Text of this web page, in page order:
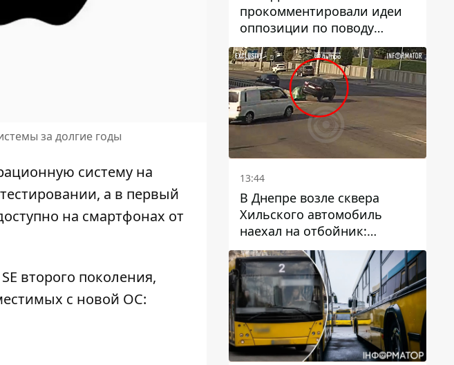
за долгие годы
систему на
а в первый
на смартфонах от
второго поколения,
с новой ОС:
прокомментировали идеи
оппозиции по поводу
депортации украинских
мужчин - абсурд и популизм
13:44
В Днепре возле сквера
Хильского автомобиль
наехал на отбойник:
момент происшествия